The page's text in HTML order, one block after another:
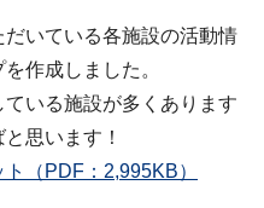
いている各施設の活動情
作成しました。
いる施設が多くあります
思います！
（PDF：2,995KB）